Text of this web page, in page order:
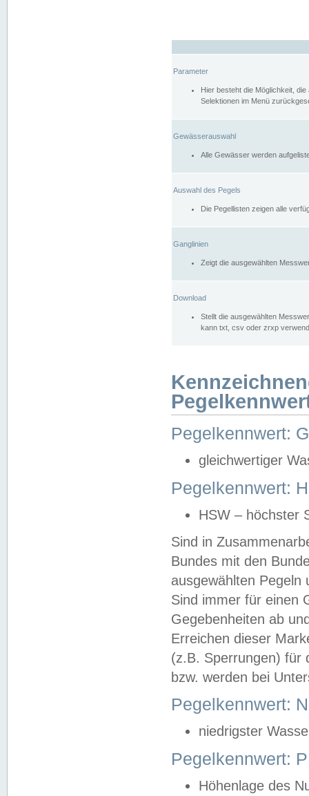
Parameter
Hier besteht die Möglichkeit,
Selektionen im Menü
Gewässerauswahl
Alle Gewässer werden
Auswahl des Pegels
Die Pegellisten zeigen alle
Ganglinien
Zeigt die ausgewählten
Download
Stellt die ausgewählten
kann txt, csv oder zrxp
Pegelkennwert:
gleichwertiger
Pegelkennwert:
HSW – höchster
Sind in
Bundes mit den
ausgewählten
Sind immer für einen
Gegebenheiten ab
Erreichen dieser
(z.B. Sperrungen) für
bzw. werden bei
Pegelkennwert:
niedrigster
Pegelkennwert:
Höhenlage des